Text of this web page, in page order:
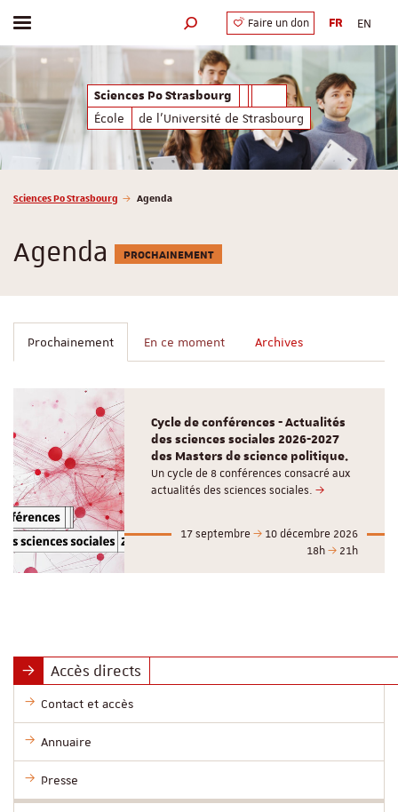
Sciences Po Strasbourg
École
de l'Université de Strasbourg
Afficher / masquer le menu Moteur de recherche
Faire un don FR EN
Vous êtes ici :
Sciences Po Strasbourg Agenda
Agenda PROCHAINEMENT
Prochainement En ce moment Archives
Cycle de conférences - Actualités
des sciences sociales 2026-2027
des Masters de science politique.
Un cycle de 8 conférences consacré aux
actualités des sciences sociales.
17 septembre
10 décembre 2026
18h
21h
Accès directs
Contact et accès
Annuaire
Presse